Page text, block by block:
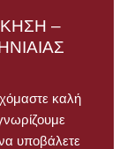
–
καλή
υποβάλετε